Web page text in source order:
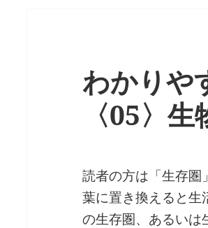
わかりや
〈05〉
読者の方は「生存圏
葉に置き換えると生
の生存圏、あるいは